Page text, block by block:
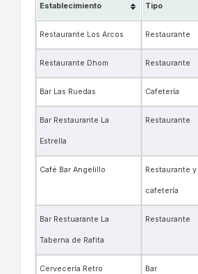
Establecimiento Tipo
Restaurante Los Arcos Restaurante
Restaurante Dhom Restaurante
Bar Las Ruedas Cafetería
Bar Restaurante La
Estrella
Restaurante
Café Bar Angelillo Restaurante y
cafetería
Bar Restuarante La
Taberna de Rafita
Restaurante
Cervecería Retro Bar